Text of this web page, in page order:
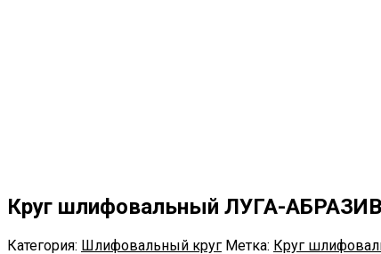
Круг шлифовальный ЛУГА-
Категория: Шлифовальный круг Метка: Круг